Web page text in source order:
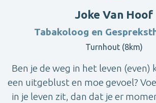
Joke Van Hoof
Tabakoloog en
Turnhout (8km)
Ben je de weg in het leven (even)
een uitgeblust en moe gevoel?
in je leven zit, dan dat je er